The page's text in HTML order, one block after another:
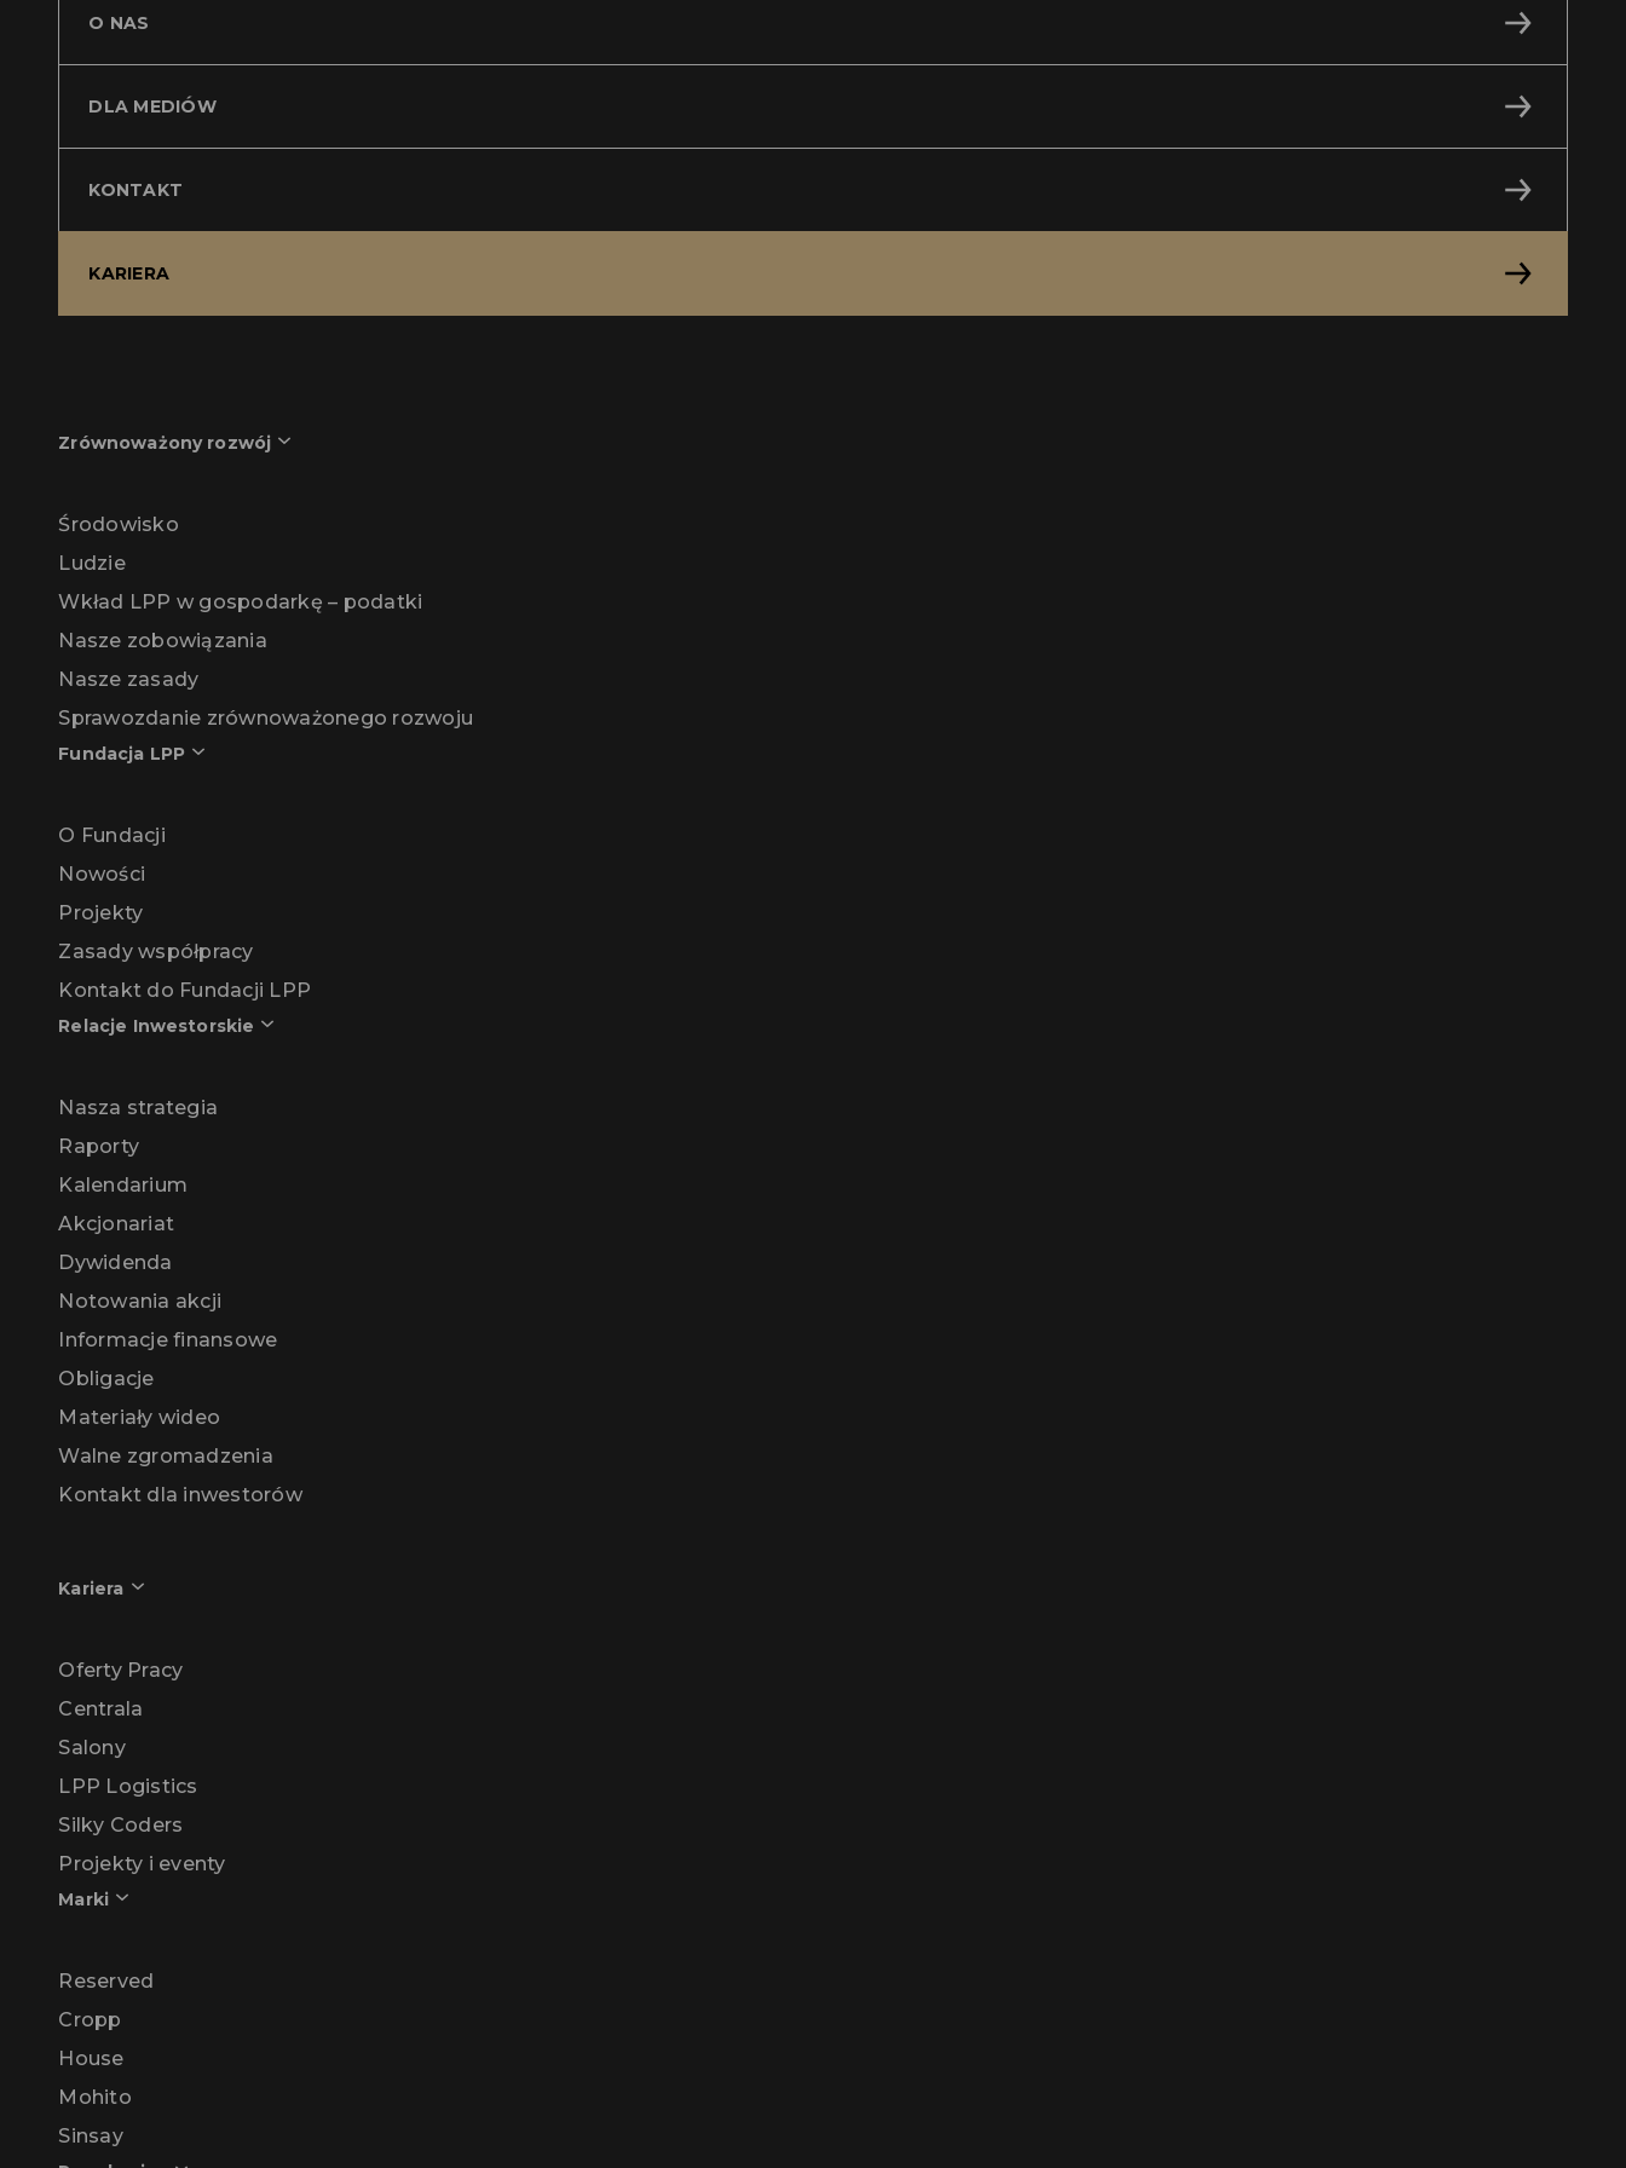
O NAS
DLA MEDIÓW
KONTAKT
KARIERA
Zrównoważony rozwój
Środowisko
Ludzie
Wkład LPP w gospodarkę – podatki
Nasze zobowiązania
Nasze zasady
Sprawozdanie zrównoważonego rozwoju
Fundacja LPP
O Fundacji
Nowości
Projekty
Zasady współpracy
Kontakt do Fundacji LPP
Relacje Inwestorskie
Nasza strategia
Raporty
Kalendarium
Akcjonariat
Dywidenda
Notowania akcji
Informacje finansowe
Obligacje
Materiały wideo
Walne zgromadzenia
Kontakt dla inwestorów
Kariera
Oferty Pracy
Centrala
Salony
LPP Logistics
Silky Coders
Projekty i eventy
Marki
Reserved
Cropp
House
Mohito
Sinsay